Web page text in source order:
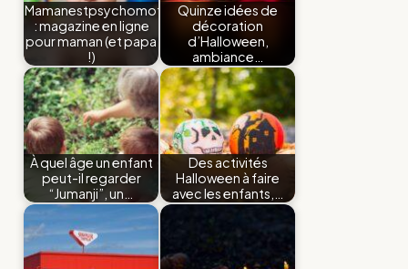
Mamanestpsychomot
: magazine en ligne
pour maman (et papa
!)
Quinze idées de
décoration
d’Halloween,
ambiance…
À quel âge un enfant
peut-il regarder
“Jumanji”, un…
Des activités
Halloween à faire
avec les enfants,…